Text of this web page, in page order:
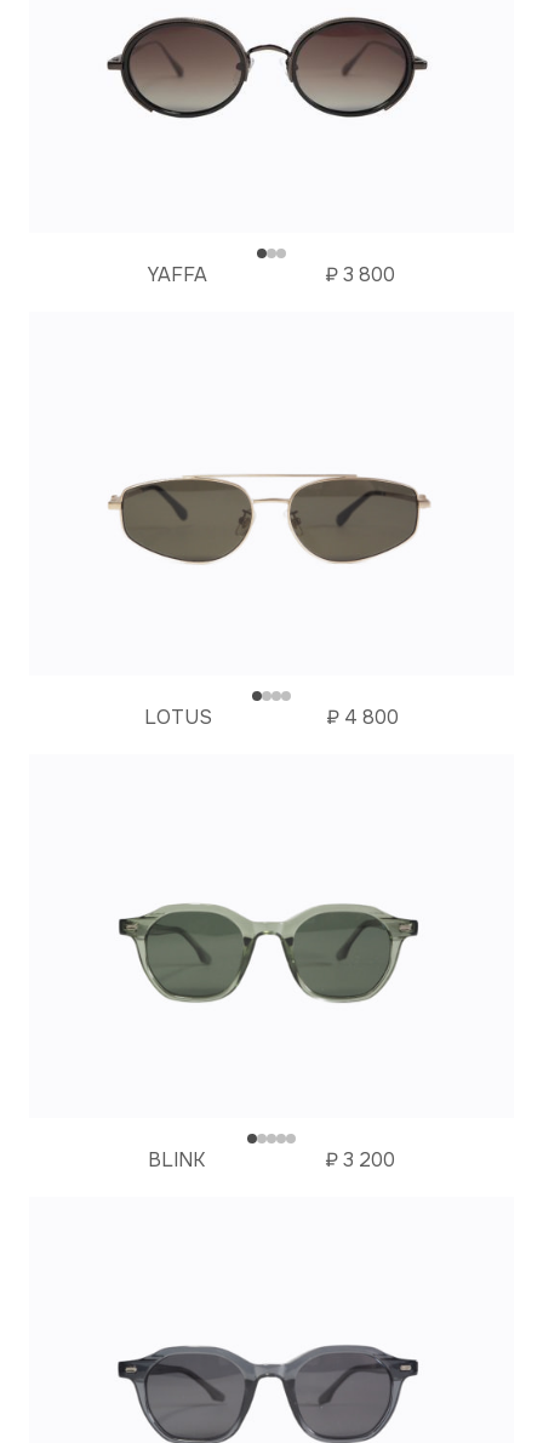
YAFFA ₽3 800
LOTUS ₽ 4 800
BLINK ₽3 200